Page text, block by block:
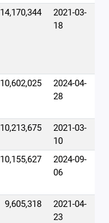
14,170,344
2021-03-
18
10,602,025
2024-04-
28
10,213,675
2021-03-
10
10,155,627
2024-09-
06
9,605,318
2021-04-
23